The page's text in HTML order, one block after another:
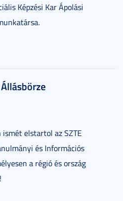
Képzési Kar Ápolási
elstartol az SZTE
és Információs
a régió és ország